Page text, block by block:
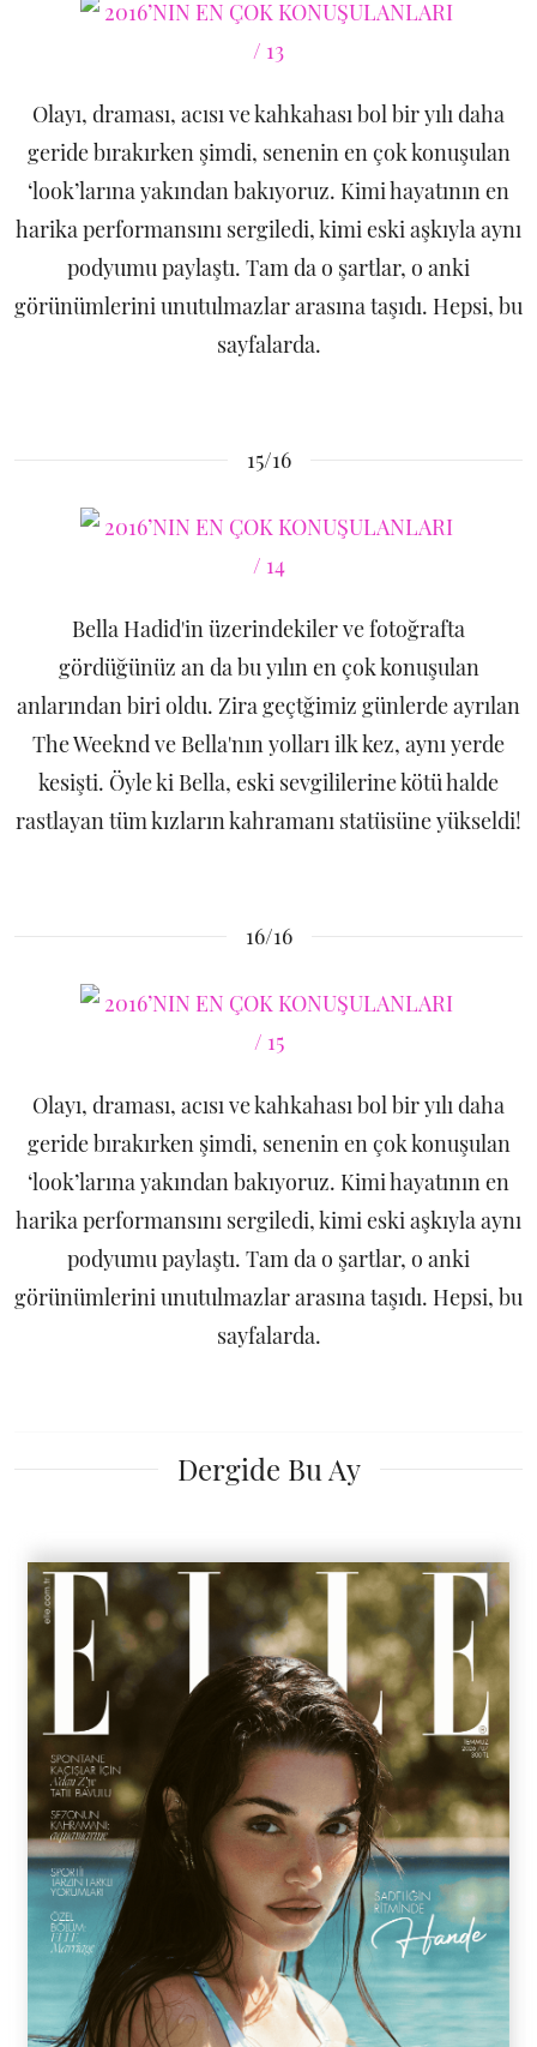
Olayı, draması, acısı ve kahkahası bol bir yılı daha
geride bırakırken şimdi, senenin en çok konuşulan
‘look’larına yakından bakıyoruz. Kimi hayatının en
harika performansını sergiledi, kimi eski aşkıyla aynı
podyumu paylaştı. Tam da o şartlar, o anki
görünümlerini unutulmazlar arasına taşıdı. Hepsi, bu
sayfalarda.
15/16
Bella Hadid'in üzerindekiler ve fotoğrafta
gördüğünüz an da bu yılın en çok konuşulan
anlarından biri oldu. Zira geçtğimiz günlerde ayrılan
The Weeknd ve Bella'nın yolları ilk kez, aynı yerde
kesişti. Öyle ki Bella, eski sevgililerine kötü halde
rastlayan tüm kızların kahramanı statüsüne yükseldi!
16/16
Olayı, draması, acısı ve kahkahası bol bir yılı daha
geride bırakırken şimdi, senenin en çok konuşulan
‘look’larına yakından bakıyoruz. Kimi hayatının en
harika performansını sergiledi, kimi eski aşkıyla aynı
podyumu paylaştı. Tam da o şartlar, o anki
görünümlerini unutulmazlar arasına taşıdı. Hepsi, bu
sayfalarda.
Dergide Bu Ay